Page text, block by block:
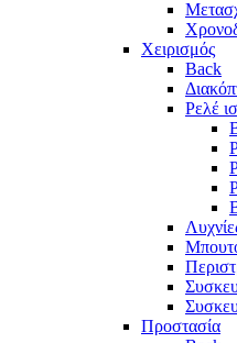
Χειρισμός
Back
Ρελέ
Προστασία